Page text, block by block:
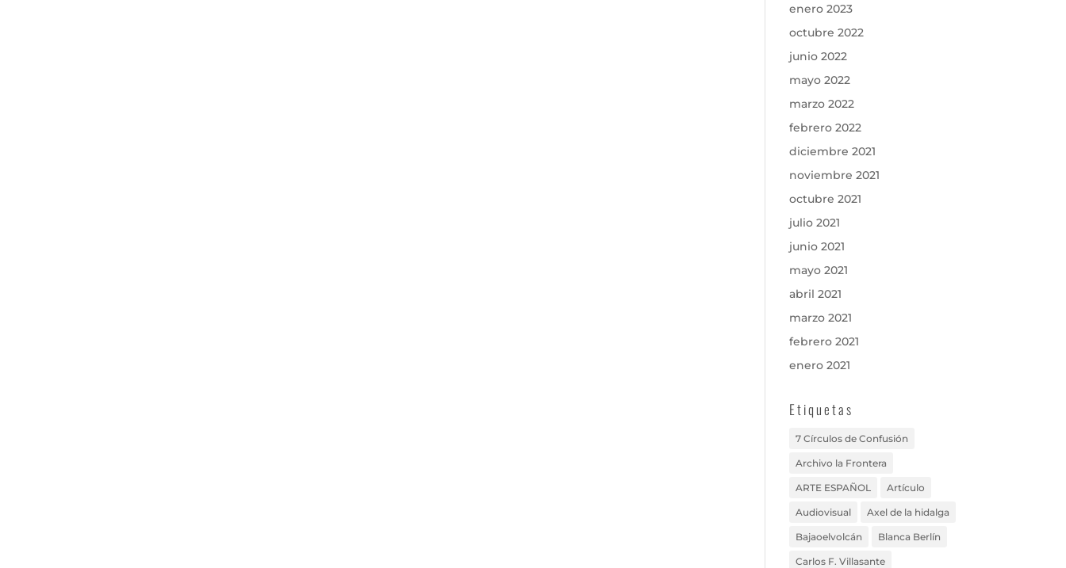
enero 2023
octubre 2022
junio 2022
mayo 2022
marzo 2022
febrero 2022
diciembre 2021
noviembre 2021
octubre 2021
julio 2021
junio 2021
mayo 2021
abril 2021
marzo 2021
febrero 2021
enero 2021
Etiquetas
7 Círculos de Confusión
Archivo la Frontera
ARTE ESPAÑOL Artículo
Audiovisual Axel de la hidalga
Bajaoelvolcán Blanca Berlín
Carlos F. Villasante